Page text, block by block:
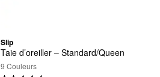
Slip
Taie d’oreiller – Standard/Queen
9 Couleurs